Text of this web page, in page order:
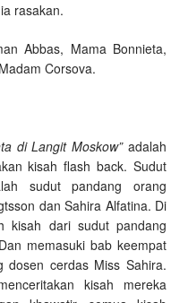
rasakan.
Abbas, Mama Bonnieta,
Corsova.
di Langit Moskow”adalah
kisah flash back. Sudut
sudut pandang orang
dan Sahira Alfatina. Di
kisah dari sudut pandang
memasuki bab keempat
dosen cerdas Miss Sahira.
kisah mereka